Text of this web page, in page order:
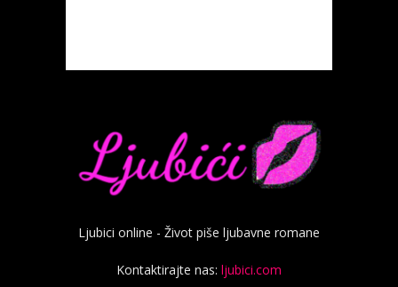
Ljubici online - Život piše ljubavne romane
Kontaktirajte nas: ljubici.com